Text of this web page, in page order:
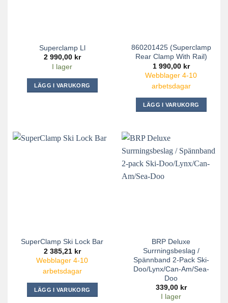
Superclamp Ll
2 990,00 kr
I lager
LÄGG I VARUKORG
860201425 (Superclamp
Rear Clamp With Rail)
1 990,00 kr
Webblager 4-10
arbetsdagar
LÄGG I VARUKORG
SuperClamp Ski Lock Bar
2 385,21 kr
Webblager 4-10
arbetsdagar
LÄGG I VARUKORG
BRP Deluxe
Surrningsbeslag /
Spännband 2-Pack Ski-
Doo/Lynx/Can-Am/Sea-
Doo
339,00 kr
I lager